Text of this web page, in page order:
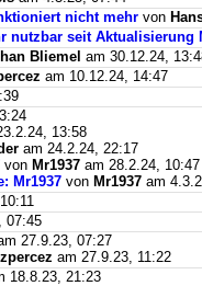
nicht mehr von
nutzbar seit Aktualisierung
Bliemel am 30.12.24,
am 10.12.24, 14:47
13:58
am 24.2.24, 22:17
von Mr1937 am 28.2.24, 10:47
Mr1937 von Mr1937 am
07:45
27.9.23, 07:27
am 27.9.23, 11:22
18.8.23, 21:23